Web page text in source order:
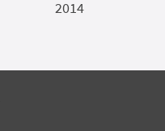
2014